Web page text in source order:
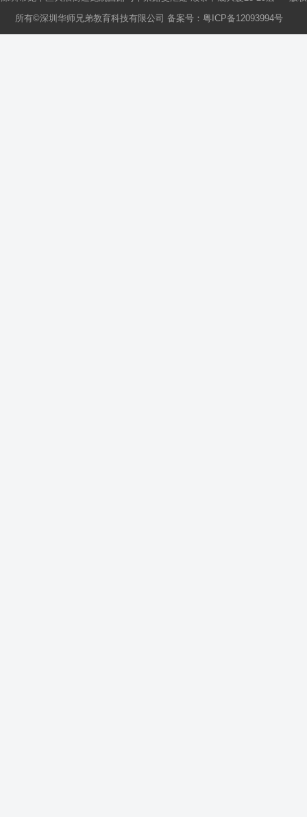
所有©深圳华师兄弟教育科技有限公司 备案号： 粤ICP备12093994号